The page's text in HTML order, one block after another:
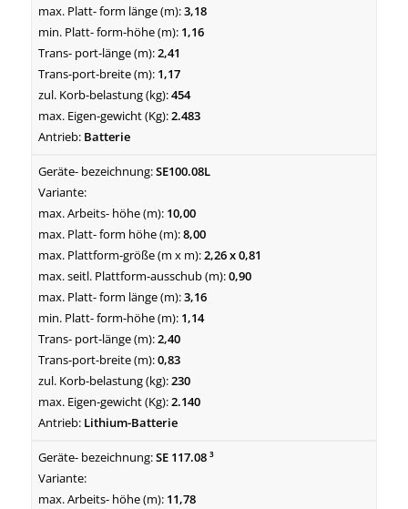
3,18
1,16
2,41
1,17
454
2.483
Batterie
SE100.08L
10,00
8,00
2,26 x 0,81
0,90
3,16
1,14
2,40
0,83
230
2.140
Lithium-Batterie
SE 117.08 ³
11,78